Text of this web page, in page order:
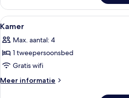
Alle
foto's
voor
Kamer
laden
11
Kamer
Max. aantal: 4
1 tweepersoonsbed
Gratis wifi
Meer informatie
Meer